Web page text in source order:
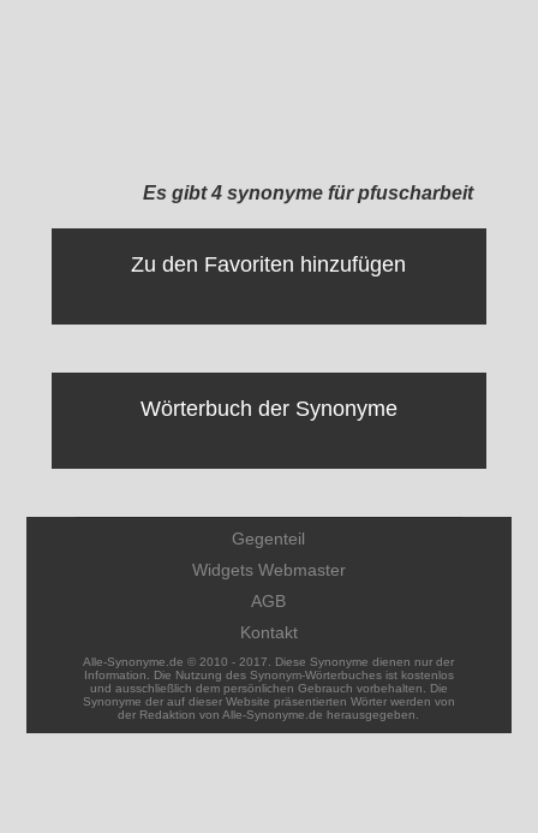
Es gibt 4 synonyme für pfuscharbeit
Zu den Favoriten hinzufügen
Wörterbuch der Synonyme
Gegenteil
Widgets Webmaster
AGB
Kontakt
Alle-Synonyme.de © 2010 - 2017. Diese Synonyme dienen nur der
Information. Die Nutzung des Synonym-Wörterbuches ist kostenlos
und ausschließlich dem persönlichen Gebrauch vorbehalten. Die
Synonyme der auf dieser Website präsentierten Wörter werden von
der Redaktion von Alle-Synonyme.de herausgegeben.